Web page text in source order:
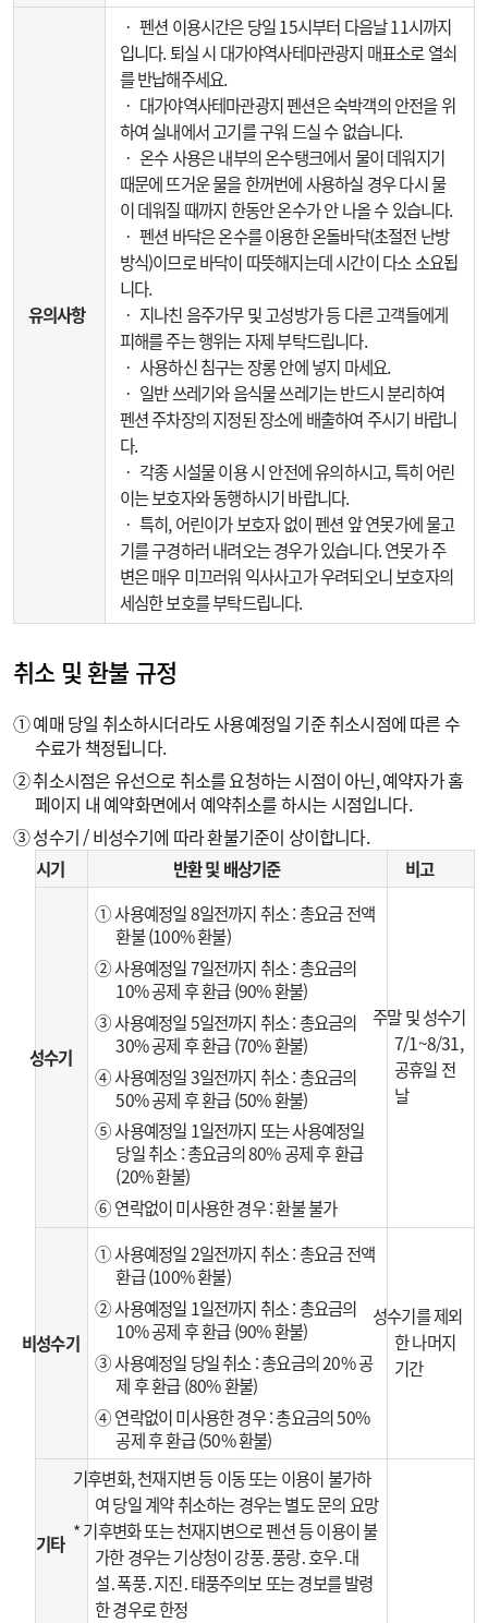
유의사항
‧ 펜션 이용시간은 당일 15시부터 다음날 11시까지
입니다. 퇴실 시 대가야역사테마관광지 매표소로 열쇠
를 반납해주세요.
‧ 대가야역사테마관광지 펜션은 숙박객의 안전을 위
하여 실내에서 고기를 구워 드실 수 없습니다.
‧ 온수 사용은 내부의 온수탱크에서 물이 데워지기
때문에 뜨거운 물을 한꺼번에 사용하실 경우 다시 물
이 데워질 때까지 한동안 온수가 안 나올 수 있습니다.
‧ 펜션 바닥은 온수를 이용한 온돌바닥(초절전 난방
방식)이므로 바닥이 따뜻해지는데 시간이 다소 소요됩
니다.
‧ 지나친 음주가무 및 고성방가 등 다른 고객들에게
피해를 주는 행위는 자제 부탁드립니다.
‧ 사용하신 침구는 장롱 안에 넣지 마세요.
‧ 일반 쓰레기와 음식물 쓰레기는 반드시 분리하여
펜션 주차장의 지정된 장소에 배출하여 주시기 바랍니
다.
‧ 각종 시설물 이용 시 안전에 유의하시고, 특히 어린
이는 보호자와 동행하시기 바랍니다.
‧ 특히, 어린이가 보호자 없이 펜션 앞 연못가에 물고
기를 구경하러 내려오는 경우가 있습니다. 연못가 주
변은 매우 미끄러워 익사사고가 우려되오니 보호자의
세심한 보호를 부탁드립니다.
취소 및 환불 규정
① 예매 당일 취소하시더라도 사용예정일 기준 취소시점에 따른 수
수료가 책정됩니다.
② 취소시점은 유선으로 취소를 요청하는 시점이 아닌, 예약자가 홈
페이지 내 예약화면에서 예약취소를 하시는 시점입니다.
③ 성수기 / 비성수기에 따라 환불기준이 상이합니다.
시기 반환 및 배상기준 비고
성수기
① 사용예정일 8일전까지 취소 : 총요금 전액
환불 (100% 환불)
② 사용예정일 7일전까지 취소 : 총요금의
10% 공제 후 환급 (90% 환불)
③ 사용예정일 5일전까지 취소 : 총요금의
30% 공제 후 환급 (70% 환불)
④ 사용예정일 3일전까지 취소 : 총요금의
50% 공제 후 환급 (50% 환불)
⑤ 사용예정일 1일전까지 또는 사용예정일
당일 취소 : 총요금의 80% 공제 후 환급
(20% 환불)
⑥ 연락없이 미사용한 경우 : 환불 불가
주말 및 성수기
7/1~8/31,
공휴일 전
날
비성수기
① 사용예정일 2일전까지 취소 : 총요금 전액
환급 (100% 환불)
② 사용예정일 1일전까지 취소 : 총요금의
10% 공제 후 환급 (90% 환불)
③ 사용예정일 당일 취소 : 총요금의 20% 공
제 후 환급 (80% 환불)
④ 연락없이 미사용한 경우 : 총요금의 50%
공제 후 환급 (50% 환불)
성수기를 제외
한 나머지
기간
기타
기후변화, 천재지변 등 이동 또는 이용이 불가하
여 당일 계약 취소하는 경우는 별도 문의 요망
* 기후변화 또는 천재지변으로 펜션 등 이용이 불
가한 경우는 기상청이 강풍․풍랑․호우․대
설․폭풍․지진․태풍주의보 또는 경보를 발령
한 경우로 한정